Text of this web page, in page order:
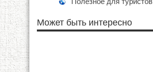
Может быть интересно